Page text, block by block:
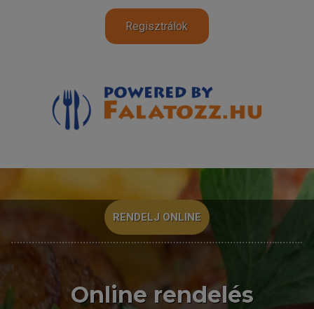
RENDELJ ONLINE
Online rendelés